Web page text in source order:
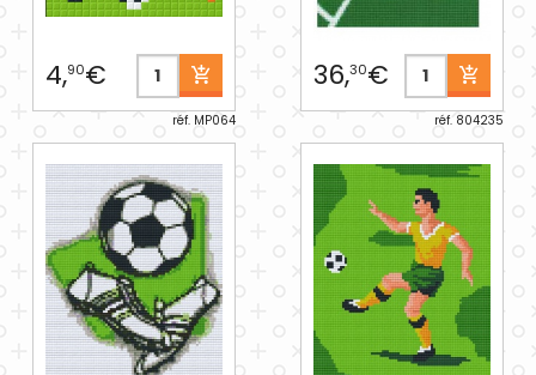
4,90€
réf. MP064
36,30€
réf. 804235